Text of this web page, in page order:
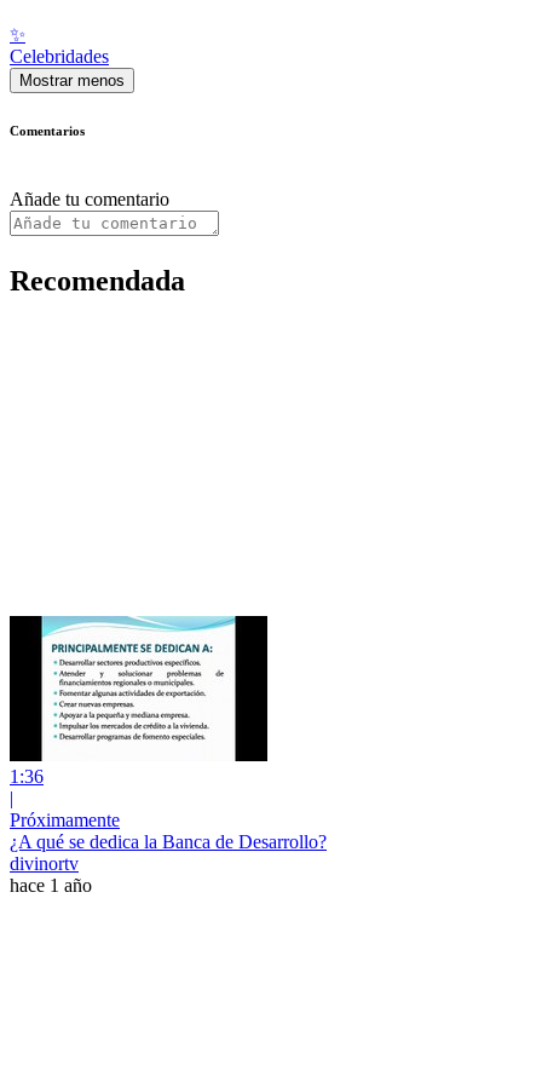
✨
Celebridades
Mostrar menos
Comentarios
Añade tu comentario
Recomendada
1:36
|
Próximamente
¿A qué se dedica la Banca de Desarrollo?
divinortv
hace 1 año